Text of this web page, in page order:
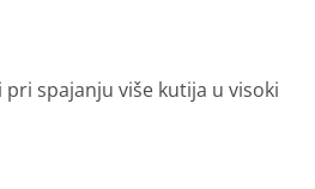
spajanju više kutija u visoki